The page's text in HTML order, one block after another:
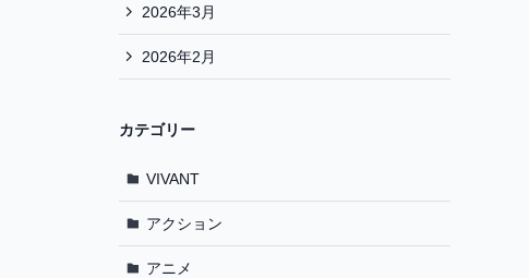
2026年3月
2026年2月
カテゴリー
VIVANT
アクション
アニメ